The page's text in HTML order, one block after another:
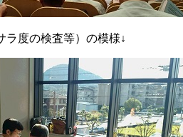
ラ度の検査等）の模様↓